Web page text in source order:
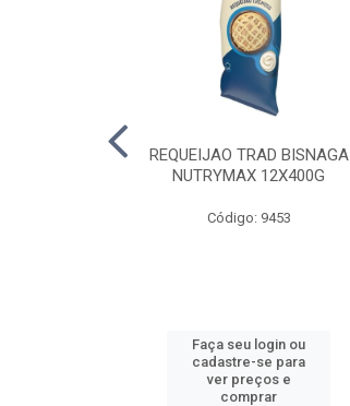
REQUEIJAO TRAD BISNAGA
NUTRYMAX 12X400G
Código: 9453
Faça seu login ou
cadastre-se para
ver preços e
comprar